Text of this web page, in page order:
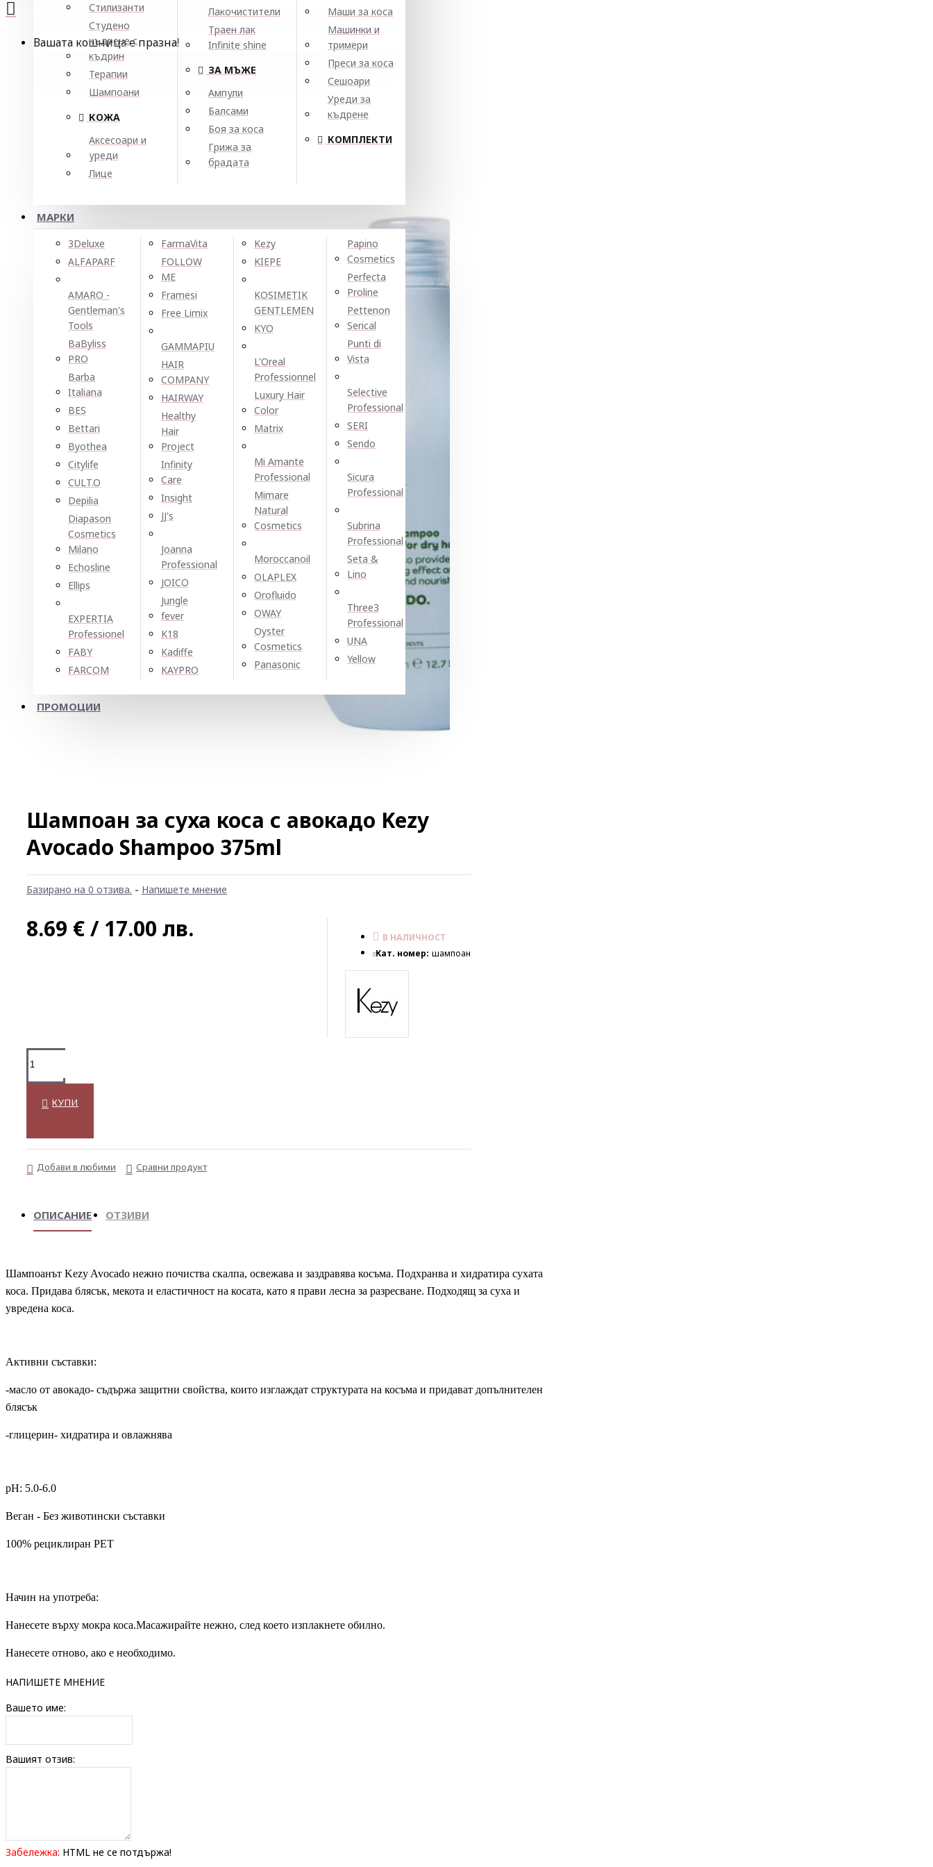
Стилизанти
Студено
къдрене с
къдрин
Терапии
Шампоани
КОЖА
Аксесоари и
уреди
Лице
Лакочистители
Траен лак
Infinite shine
ЗА МЪЖЕ
Ампули
Балсами
Боя за коса
Грижа за
брадата
Маши за коса
Машинки и
тримери
Преси за коса
Сешоари
Уреди за
къдрене
КОМПЛЕКТИ
МАРКИ
3Deluxe
ALFAPARF
AMARO -
Gentleman's
Tools
BaByliss
PRO
Barba
Italiana
BES
Bettari
Byothea
Citylife
CULT.O
Depilia
Diapason
Cosmetics
Milano
Echosline
Ellірѕ
EXPERTIA
Professionel
FABY
FARCOM
FarmaVita
FOLLOW
ME
Framesi
Free Limix
GAMMAPIU
HAIR
COMPANY
HAIRWAY
Healthy
Hair
Project
Infinity
Care
Insight
JJ's
Joanna
Professional
JOICO
Jungle
fever
K18
Kadiffe
KAYPRO
Kezy
KIEPE
KOSIMETIK
GENTLEMEN
KYO
L'Oreal
Professionnel
Luxury Hair
Color
Matrix
Mi Amante
Professional
Mimare
Natural
Cosmetics
Moroccanoil
OLAPLEX
Orofluido
OWAY
Oyster
Cosmetics
Panasonic
Papino
Cosmetics
Perfecta
Proline
Pettenon
Serical
Punti di
Vista
Selective
Professional
SERI
Sendo
Sicura
Professional
Subrina
Professional
Seta &
Lino
Three3
Professional
UNA
Yellow
ПРОМОЦИИ
Вашата кошница е празна!
Шампоан за суха коса с авокадо Kezy
Avocado Shampoo 375ml
Базирано на 0 отзива. - Напишете мнение
8.69 € / 17.00 лв.
В НАЛИЧНОСТ
Кат. номер: шампоан
КУПИ
Добави в любими Сравни продукт
ОПИСАНИЕ ОТЗИВИ
Шампоанът Kezy Avocado нежно почиства скалпа, освежава и заздравява косъма. Подхранва и хидратира сухата
коса. Придава блясък, мекота и еластичност на косата, като я прави лесна за разресване. Подходящ за суха и
увредена коса.
Активни съставки:
-масло от авокадо- съдържа защитни свойства, които изглаждат структурата на косъма и придават допълнителен
блясък
-глицерин- хидратира и овлажнява
pH: 5.0-6.0
Веган - Без животински съставки
100% рециклиран PET
Начин на употреба:
Нанесете върху мокра коса.Масажирайте нежно, след което изплакнете обилно.
Нанесете отново, ако е необходимо.
НАПИШЕТЕ МНЕНИЕ
Вашето име:
Вашият отзив:
Забележка: HTML не се потдържа!